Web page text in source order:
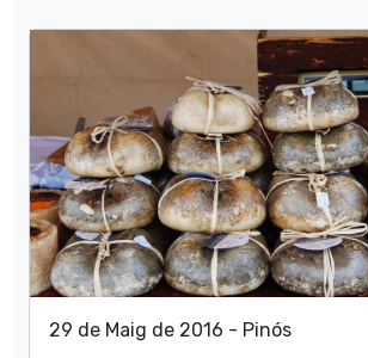
29 de Maig de 2016 - Pinós